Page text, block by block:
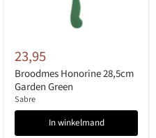
23,95
Broodmes Honorine 28,5cm
Garden Green
Sabre
In winkelmand